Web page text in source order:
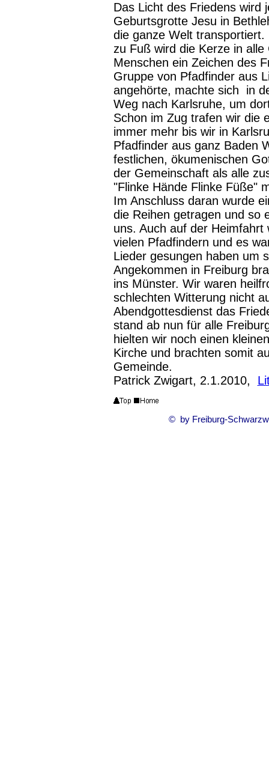
Das Licht des Friedens wird
Geburtsgrotte Jesu in
die ganze Welt
zu Fuß wird die Kerze in
Menschen ein Zeichen des
Gruppe von Pfadfinder aus
angehörte, machte sich in
Weg nach Karlsruhe, um
Schon im Zug trafen wir die
immer mehr bis wir in
Pfadfinder aus ganz Baden
festlichen, ökumenischen
der Gemeinschaft als alle
"Flinke Hände Flinke Füße"
Im Anschluss daran wurde
die Reihen getragen und so
uns. Auch auf der
vielen Pfadfindern und es
Lieder gesungen haben um
Angekommen in Freiburg
ins Münster. Wir waren
schlechten Witterung nicht
Abendgottesdienst das
stand ab nun für alle
hielten wir noch einen
Kirche und brachten somit
Gemeinde.
Patrick Zwigart, 2.1.2010,
© by Freiburg-